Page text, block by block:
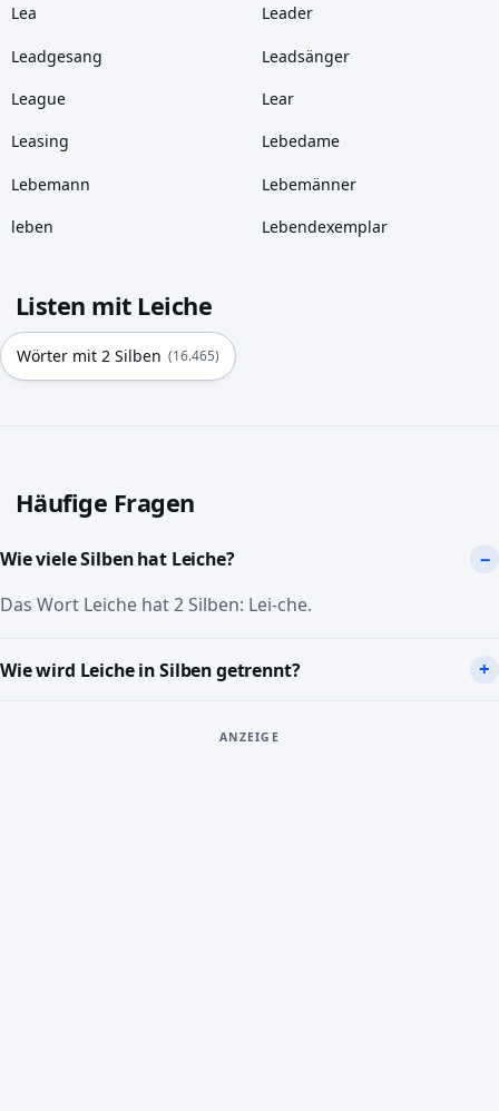
Lea Leader
Leadgesang Leadsänger
League Lear
Leasing Lebedame
Lebemann Lebemänner
leben Lebendexemplar
Listen mit Leiche
Wörter mit 2 Silben (16.465)
Häufige Fragen
Wie viele Silben hat Leiche?
Das Wort Leiche hat 2 Silben: Lei-che.
Wie wird Leiche in Silben getrennt?
ANZEIGE